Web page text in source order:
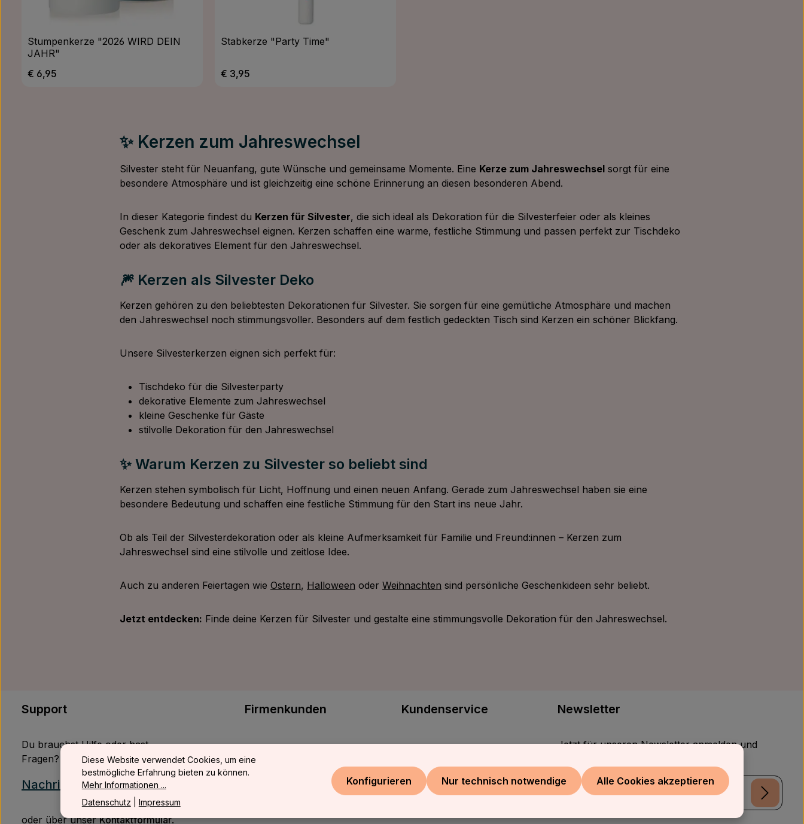
Stumpenkerze "2026 WIRD DEIN
JAHR"
Regulärer Preis:
€ 6,95
Stabkerze "Party Time"
Regulärer Preis:
€ 3,95
✨ Kerzen zum Jahreswechsel
Silvester steht für Neuanfang, gute Wünsche und gemeinsame Momente. Eine Kerze zum Jahreswechsel sorgt für eine
besondere Atmosphäre und ist gleichzeitig eine schöne Erinnerung an diesen besonderen Abend.
In dieser Kategorie findest du Kerzen für Silvester, die sich ideal als Dekoration für die Silvesterfeier oder als kleines
Geschenk zum Jahreswechsel eignen. Kerzen schaffen eine warme, festliche Stimmung und passen perfekt zur Tischdeko
oder als dekoratives Element für den Jahreswechsel.
🎆 Kerzen als Silvester Deko
Kerzen gehören zu den beliebtesten Dekorationen für Silvester. Sie sorgen für eine gemütliche Atmosphäre und machen
den Jahreswechsel noch stimmungsvoller. Besonders auf dem festlich gedeckten Tisch sind Kerzen ein schöner Blickfang.
Unsere Silvesterkerzen eignen sich perfekt für:
Tischdeko für die Silvesterparty
dekorative Elemente zum Jahreswechsel
kleine Geschenke für Gäste
stilvolle Dekoration für den Jahreswechsel
✨ Warum Kerzen zu Silvester so beliebt sind
Kerzen stehen symbolisch für Licht, Hoffnung und einen neuen Anfang. Gerade zum Jahreswechsel haben sie eine
besondere Bedeutung und schaffen eine festliche Stimmung für den Start ins neue Jahr.
Ob als Teil der Silvesterdekoration oder als kleine Aufmerksamkeit für Familie und Freund:innen – Kerzen zum
Jahreswechsel sind eine stilvolle und zeitlose Idee.
Auch zu anderen Feiertagen wie Ostern, Halloween oder Weihnachten sind persönliche Geschenkideen sehr beliebt.
Jetzt entdecken: Finde deine Kerzen für Silvester und gestalte eine stimmungsvolle Dekoration für den Jahreswechsel.
Support
Du brauchst Hilfe oder hast
Fragen?
Nachricht senden
oder über unserKontaktformular.
Firmenkunden
Wiederverkäufer
Kundenservice
Batterieentsorgung
Kontakt
Newsletter
Jetzt für unseren Newsletter anmelden und
E-Mail-Adresse*
Diese Website verwendet Cookies, um eine
bestmögliche Erfahrung bieten zu können.
Mehr Informationen ...
Datenschutz
Impressum
Nur technisch notwendige
Konfigurieren Alle Cookies akzeptieren